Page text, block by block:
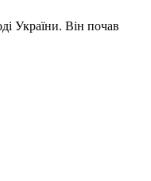
України. Він почав